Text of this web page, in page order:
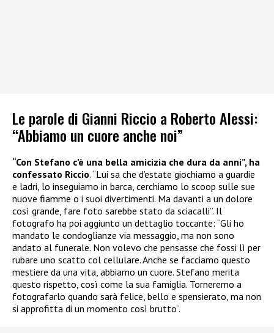
Le parole di Gianni Riccio a Roberto Alessi:
“Abbiamo un cuore anche noi”
“Con Stefano c’è una bella amicizia che dura da anni”, ha
confessato Riccio. “Lui sa che d’estate giochiamo a guardie
e ladri, lo inseguiamo in barca, cerchiamo lo scoop sulle sue
nuove fiamme o i suoi divertimenti. Ma davanti a un dolore
così grande, fare foto sarebbe stato da sciacalli”. Il
fotografo ha poi aggiunto un dettaglio toccante: “Gli ho
mandato le condoglianze via messaggio, ma non sono
andato al funerale. Non volevo che pensasse che fossi lì per
rubare uno scatto col cellulare. Anche se facciamo questo
mestiere da una vita, abbiamo un cuore. Stefano merita
questo rispetto, così come la sua famiglia. Torneremo a
fotografarlo quando sarà felice, bello e spensierato, ma non
si approfitta di un momento così brutto”.